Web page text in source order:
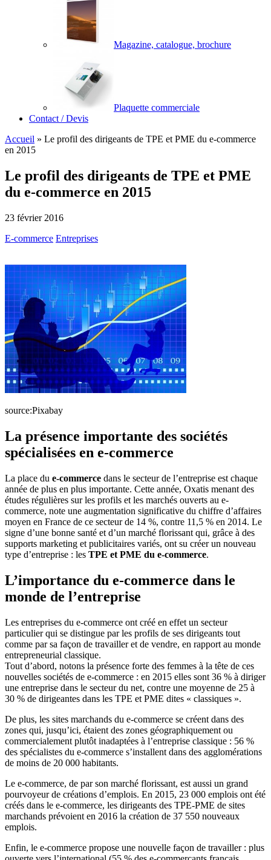
Magazine, catalogue, brochure
Plaquette commerciale
Contact / Devis
Accueil » Le profil des dirigeants de TPE et PME du e-commerce
en 2015
Le profil des dirigeants de TPE et PME
du e-commerce en 2015
23 février 2016
E-commerce Entreprises
source:Pixabay
La présence importante des sociétés
spécialisées en e-commerce
La place du e-commerce dans le secteur de l’entreprise est chaque
année de plus en plus importante. Cette année, Oxatis menant des
études régulières sur les profils et les marchés ouverts au e-
commerce, note une augmentation significative du chiffre d’affaires
moyen en France de ce secteur de 14 %, contre 11,5 % en 2014. Le
signe d’une bonne santé et d’un marché florissant qui, grâce à des
supports marketing et publicitaires variés, ont su créer un nouveau
type d’entreprise : les TPE et PME du e-commerce.
L’importance du e-commerce dans le
monde de l’entreprise
Les entreprises du e-commerce ont créé en effet un secteur
particulier qui se distingue par les profils de ses dirigeants tout
comme par sa façon de travailler et de vendre, en rapport au monde
entrepreneurial classique.
Tout d’abord, notons la présence forte des femmes à la tête de ces
nouvelles sociétés de e-commerce : en 2015 elles sont 36 % à diriger
une entreprise dans le secteur du net, contre une moyenne de 25 à
30 % de dirigeantes dans les TPE et PME dites « classiques ».
De plus, les sites marchands du e-commerce se créent dans des
zones qui, jusqu’ici, étaient des zones géographiquement ou
commercialement plutôt inadaptées à l’entreprise classique : 56 %
des spécialistes du e-commerce s’installent dans des agglomérations
de moins de 20 000 habitants.
Le e-commerce, de par son marché florissant, est aussi un grand
pourvoyeur de créations d’emplois. En 2015, 23 000 emplois ont été
créés dans le e-commerce, les dirigeants des TPE-PME de sites
marchands prévoient en 2016 la création de 37 550 nouveaux
emplois.
Enfin, le e-commerce propose une nouvelle façon de travailler : plus